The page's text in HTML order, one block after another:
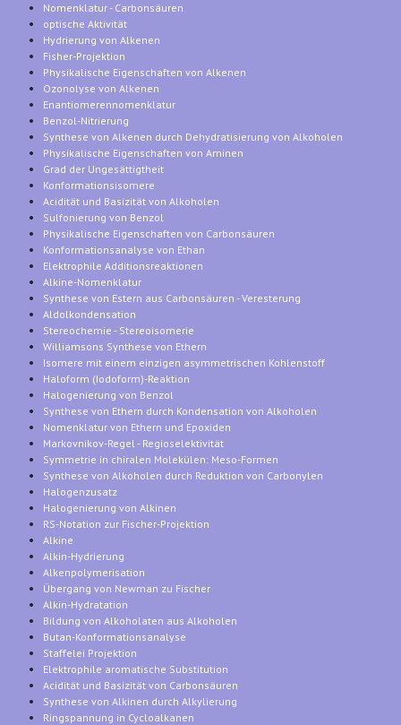
Nomenklatur - Carbonsäuren
optische Aktivität
Hydrierung von Alkenen
Fisher-Projektion
Physikalische Eigenschaften von Alkenen
Ozonolyse von Alkenen
Enantiomerennomenklatur
Benzol-Nitrierung
Synthese von Alkenen durch Dehydratisierung von Alkoholen
Physikalische Eigenschaften von Aminen
Grad der Ungesättigtheit
Konformationsisomere
Acidität und Basizität von Alkoholen
Sulfonierung von Benzol
Physikalische Eigenschaften von Carbonsäuren
Konformationsanalyse von Ethan
Elektrophile Additionsreaktionen
Alkine-Nomenklatur
Synthese von Estern aus Carbonsäuren - Veresterung
Aldolkondensation
Stereochemie - Stereoisomerie
Williamsons Synthese von Ethern
Isomere mit einem einzigen asymmetrischen Kohlenstoff
Haloform (Iodoform)-Reaktion
Halogenierung von Benzol
Synthese von Ethern durch Kondensation von Alkoholen
Nomenklatur von Ethern und Epoxiden
Markovnikov-Regel - Regioselektivität
Symmetrie in chiralen Molekülen: Meso-Formen
Synthese von Alkoholen durch Reduktion von Carbonylen
Halogenzusatz
Halogenierung von Alkinen
RS-Notation zur Fischer-Projektion
Alkine
Alkin-Hydrierung
Alkenpolymerisation
Übergang von Newman zu Fischer
Alkin-Hydratation
Bildung von Alkoholaten aus Alkoholen
Butan-Konformationsanalyse
Staffelei Projektion
Elektrophile aromatische Substitution
Acidität und Basizität von Carbonsäuren
Synthese von Alkinen durch Alkylierung
Ringspannung in Cycloalkanen